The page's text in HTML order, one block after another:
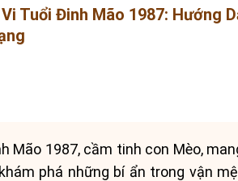
Tuổi Đinh Mão 1987: Hướng
Mão 1987, cầm tinh con Mèo,
phá những bí ẩn trong vận